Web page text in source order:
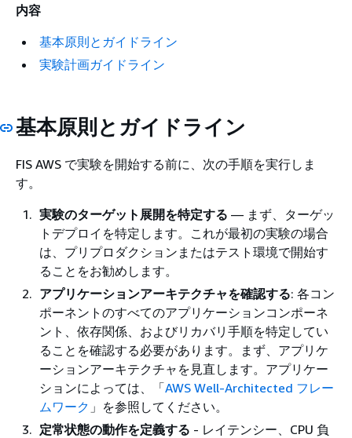
内容
基本原則とガイドライン
実験計画ガイドライン
基本原則とガイドライン
FIS AWS で実験を開始する前に、次の手順を実行しま
す。
実験のターゲット展開を特定する — まず、ターゲッ
トデプロイを特定します。これが最初の実験の場合
は、プリプロダクションまたはテスト環境で開始す
ることをお勧めします。
アプリケーションアーキテクチャを確認する: 各コン
ポーネントのすべてのアプリケーションコンポーネ
ント、依存関係、およびリカバリ手順を特定してい
ることを確認する必要があります。まず、アプリケ
ーションアーキテクチャを見直します。アプリケー
ションによっては、「AWS Well-Architected フレー
ムワーク 」を参照してください。
定常状態の動作を定義する - レイテンシー、CPU 負